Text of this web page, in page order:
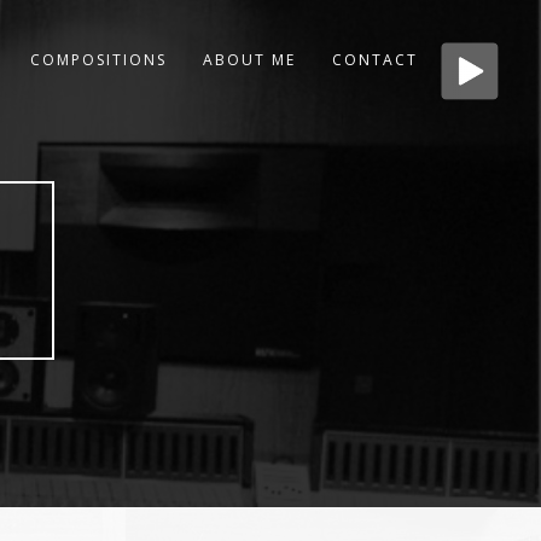
COMPOSITIONS ABOUT ME CONTACT